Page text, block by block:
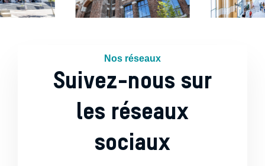
Nos réseaux
Suivez-nous sur
les réseaux
sociaux